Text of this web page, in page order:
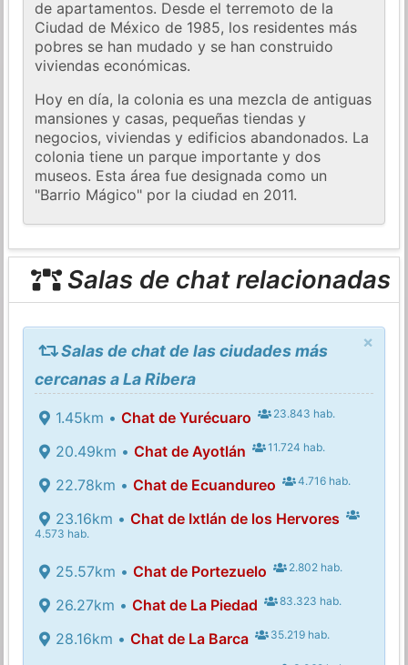
de apartamentos. Desde el terremoto de la
Ciudad de México de 1985, los residentes más
pobres se han mudado y se han construido
viviendas económicas.
Hoy en día, la colonia es una mezcla de antiguas
mansiones y casas, pequeñas tiendas y
negocios, viviendas y edificios abandonados. La
colonia tiene un parque importante y dos
museos. Esta área fue designada como un
"Barrio Mágico" por la ciudad en 2011.
Salas de chat relacionadas
×
Salas de chat de las ciudades más
cercanas a La Ribera
1.45km • Chat de Yurécuaro 23.843 hab.
20.49km • Chat de Ayotlán 11.724 hab.
22.78km • Chat de Ecuandureo 4.716 hab.
23.16km • Chat de Ixtlán de los Hervores
4.573 hab.
25.57km • Chat de Portezuelo 2.802 hab.
26.27km • Chat de La Piedad 83.323 hab.
28.16km • Chat de La Barca 35.219 hab.